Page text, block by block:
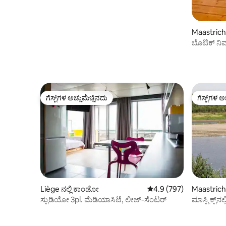
ಬೊಟಿಕ್
ಗೆಸ್ಟ್‌ಗಳ ಅಚ್ಚುಮೆಚ್ಚಿನದು
ಗೆಸ್ಟ್‌ಗಳ ಅಚ್ಚುಮೆಚ್ಚಿನದು
Liège ನಲ್ಲಿ ಕಾಂಡೋ 5 ರಲ್ಲಿ 4.9 ಸರಾಸರಿ
4.9 (797)
ಸ್ಟುಡಿಯೋ 3pl. ಮೆಡಿಯಾಸಿಟೆ, ಲೀಜ್-ಸೆಂಟರ್
ಗೆಸ್ಟ್‌ಗಳ
ಗೆಸ್ಟ್‌ಗಳ